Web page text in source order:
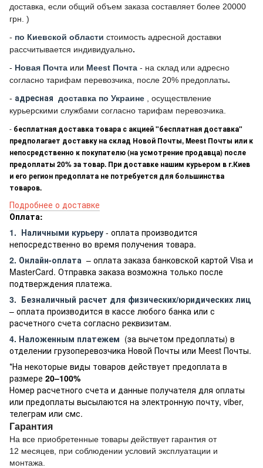
доставка, если общий объем заказа составляет более 20000
грн. )
- по Киевской области стоимость адресной доставки
рассчитывается индивидуально.
- Новая Почта или Meest Почта - на склад или адресно
согласно тарифам перевозчика, после 20% предоплаты.
- адресная доставка по Украине
, осуществление
курьерскими службами согласно тарифам перевозчика.
- бесплатная доставка товара с акцией "бесплатная доставка"
предполагает доставку на склад Новой Почты, Meest Почты или к
непосредственно к покупателю (на усмотрение продавца) после
предоплаты 20% за товар. При доставке нашим курьером в г.Киев
и его регион предоплата не потребуется для большинства
товаров.
Подробнее о доставке
Оплата:
1. Наличными курьеру - оплата производится
непосредственно во время получения товара.
2. Онлайн-оплата – оплата заказа банковской картой Visa и
MasterCard. Отправка заказа возможна только после
подтверждения платежа.
3. Безналичный расчет для физических/юридических лиц
– оплата производится в кассе любого банка или с
расчетного счета согласно реквизитам.
4. Наложенным платежем (за вычетом предоплаты) в
отделении грузоперевозчика Новой Почты или Meest Почты.
*На некоторые виды товаров действует предоплата в
размере 20–100%
Номер расчетного счета и данные получателя для оплаты
или предоплаты высылаются на электронную почту, viber,
телеграм или смс.
Гарантия
На все приобретенные товары действует гарантия от
12 месяцев, при соблюдении условий эксплуатации и
монтажа.